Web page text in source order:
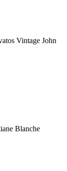
Vintage John
Blanche